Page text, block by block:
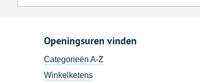
Openingsuren vinden
Categorieën A-Z
Winkelketens